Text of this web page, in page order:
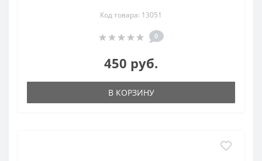
Код товара: 13051
0
450 руб.
В КОРЗИНУ